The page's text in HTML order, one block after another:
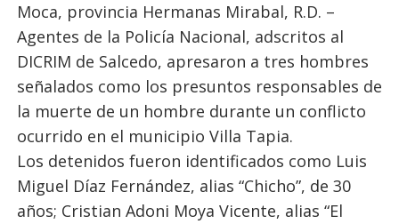
Moca, provincia Hermanas Mirabal, R.D. –
Agentes de la Policía Nacional, adscritos al
DICRIM de Salcedo, apresaron a tres hombres
señalados como los presuntos responsables de
la muerte de un hombre durante un conflicto
ocurrido en el municipio Villa Tapia.
Los detenidos fueron identificados como Luis
Miguel Díaz Fernández, alias “Chicho”, de 30
años; Cristian Adoni Moya Vicente, alias “El